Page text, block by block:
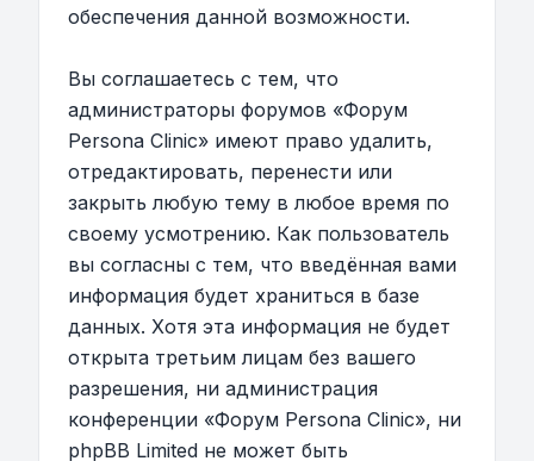
обеспечения данной возможности.
Вы соглашаетесь с тем, что
администраторы форумов «Форум
Persona Clinic» имеют право удалить,
отредактировать, перенести или
закрыть любую тему в любое время по
своему усмотрению. Как пользователь
вы согласны с тем, что введённая вами
информация будет храниться в базе
данных. Хотя эта информация не будет
открыта третьим лицам без вашего
разрешения, ни администрация
конференции «Форум Persona Clinic», ни
phpBB Limited не может быть